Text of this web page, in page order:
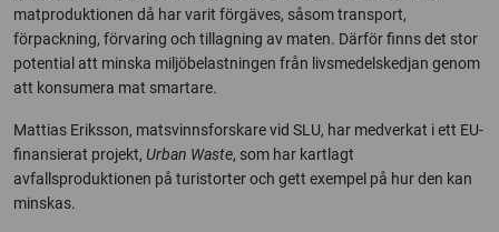
matproduktionen då har varit förgäves, såsom transport,
förpackning, förvaring och tillagning av maten. Därför finns det stor
potential att minska miljöbelastningen från livsmedelskedjan genom
att konsumera mat smartare.
Mattias Eriksson, matsvinnsforskare vid SLU, har medverkat i ett EU-
finansierat projekt, Urban Waste, som har kartlagt
avfallsproduktionen på turistorter och gett exempel på hur den kan
minskas.